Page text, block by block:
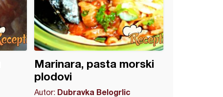
Marinara, pasta morski
plodovi
Autor: Dubravka Belogrlic